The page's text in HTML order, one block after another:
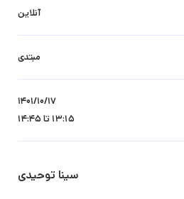
آنلاین
مبتدی
۱۴۰۱/۱۰/۱۷
13:15 تا 14:45
سینا توحیدی